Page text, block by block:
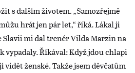
s dalším životem. „Samozřejmě
hrát jen pár let,“ říká. Lákal ji
Slavii mi dal trenér Vilda Marzin na
vypadaly. Říkával: Když jdou chlapi
vidět ženské. Takže jsem děvčatům